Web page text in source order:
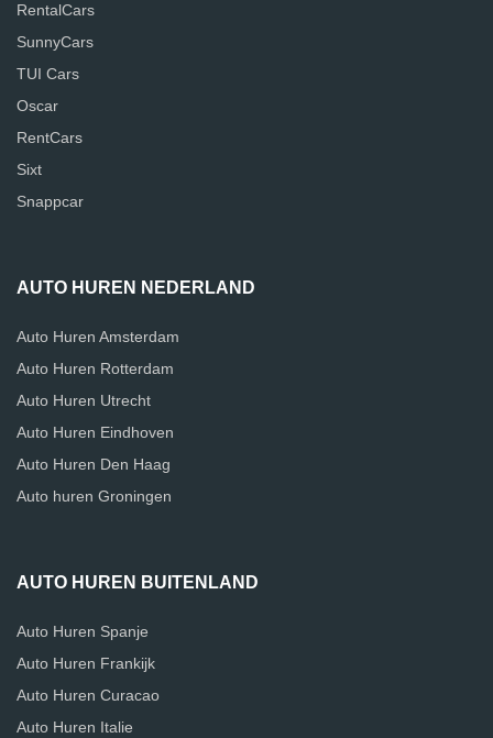
RentalCars
SunnyCars
TUI Cars
Oscar
RentCars
Sixt
Snappcar
AUTO HUREN NEDERLAND
Auto Huren Amsterdam
Auto Huren Rotterdam
Auto Huren Utrecht
Auto Huren Eindhoven
Auto Huren Den Haag
Auto huren Groningen
AUTO HUREN BUITENLAND
Auto Huren Spanje
Auto Huren Frankijk
Auto Huren Curacao
Auto Huren Italie